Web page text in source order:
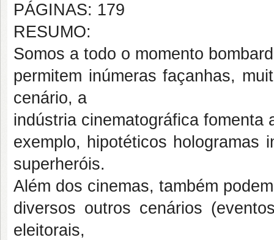
PÁGINAS: 179
RESUMO:
Somos a todo o momento
permitem inúmeras façanhas,
cenário, a
indústria cinematográfica fomenta
exemplo, hipotéticos
superheróis.
Além dos cinemas, também
diversos outros cenários
eleitorais,